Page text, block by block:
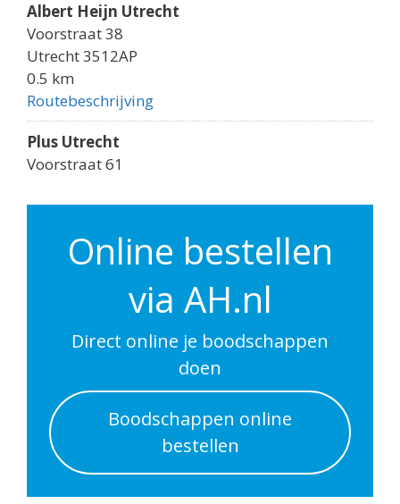
Albert Heijn Utrecht
Voorstraat 38
Utrecht 3512AP
0.5 km
Routebeschrijving
Plus Utrecht
Voorstraat 61
0.5 km
Godebaldkwartier 149
Utrecht 3511DP
0.6 km
Albert Heijn Utrecht
Nachtegaalstraat 55
Utrecht 3581AD
0.7 km
Routebeschrijving
Online bestellen
via AH.nl
Direct online je boodschappen
doen
Boodschappen online
bestellen